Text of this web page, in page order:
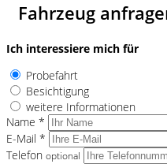
Fahrzeug
Ich interessiere mich für
Probefahrt
Besichtigung
weitere Informationen
Name *
E-Mail *
Telefon optional